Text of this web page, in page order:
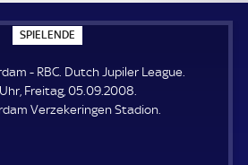
SPIELENDE
P
E
L
E
N
- RBC. Dutch Jupiler League.
Freitag, 05.09.2008.
Verzekeringen Stadion.